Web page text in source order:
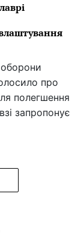
про
полегшення
запропонує